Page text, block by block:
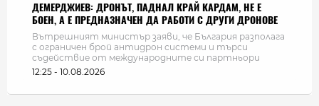
ДЕМЕРДЖИЕВ: ДРОНЪТ, ПАДНАЛ КРАЙ КАРДАМ, НЕ Е
БОЕН, А Е ПРЕДНАЗНАЧЕН ДА РАБОТИ С ДРУГИ ДРОНОВЕ
Вътрешният министър заяви, че България разполага
с ограничен брой антидрон системи и търси
съдействие от международните си партньори
12:25 - 10.08.2026